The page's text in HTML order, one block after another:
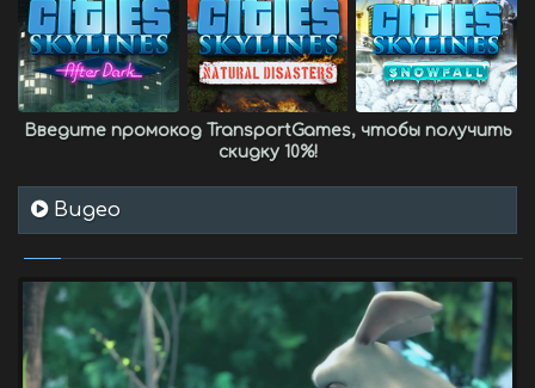
Введите промокод TransportGames, чтобы получить
скидку 10%!
Видео